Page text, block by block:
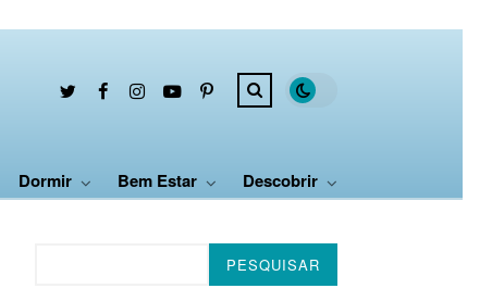
Dormir Bem Estar Descobrir
PESQUISAR